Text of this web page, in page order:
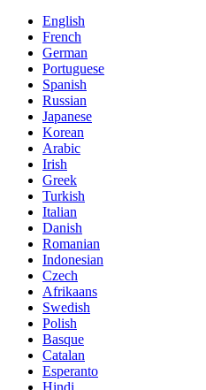
English
French
German
Portuguese
Spanish
Russian
Japanese
Korean
Arabic
Irish
Greek
Turkish
Italian
Danish
Romanian
Indonesian
Czech
Afrikaans
Swedish
Polish
Basque
Catalan
Esperanto